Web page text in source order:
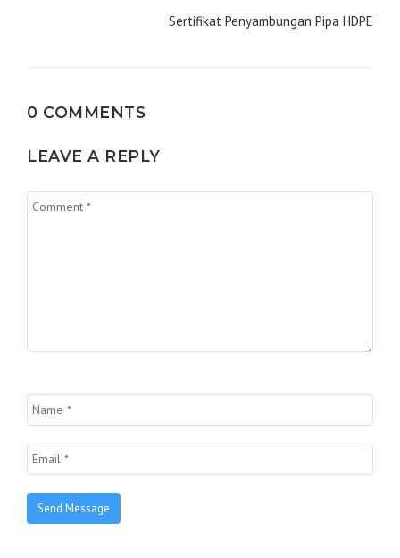
Sertifikat Penyambungan Pipa HDPE
0 COMMENTS
LEAVE A REPLY